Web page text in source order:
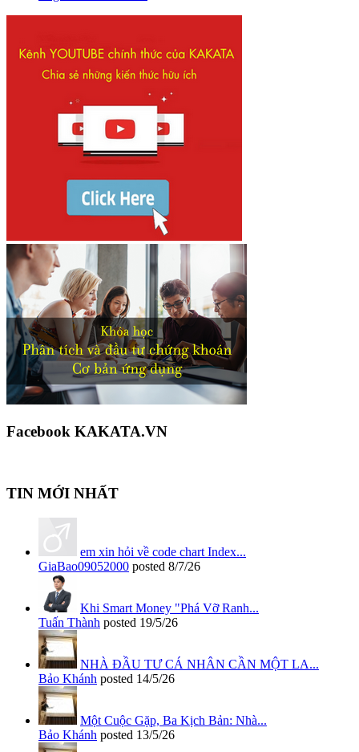
Facebook KAKATA.VN
TIN MỚI NHẤT
em xin hỏi về code chart Index...
GiaBao09052000 posted 8/7/26
Khi Smart Money "Phá Vỡ Ranh...
Tuấn Thành posted 19/5/26
NHÀ ĐẦU TƯ CÁ NHÂN CẦN MỘT LA...
Bảo Khánh posted 14/5/26
Một Cuộc Gặp, Ba Kịch Bản: Nhà...
Bảo Khánh posted 13/5/26